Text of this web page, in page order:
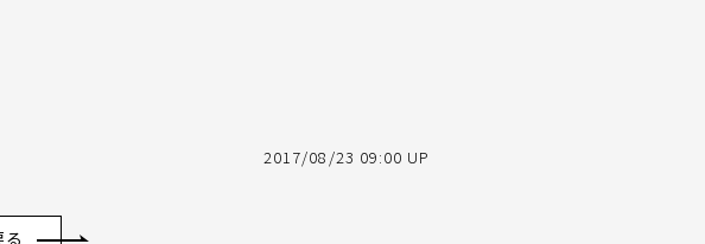
2017/08/23 09:00 UP